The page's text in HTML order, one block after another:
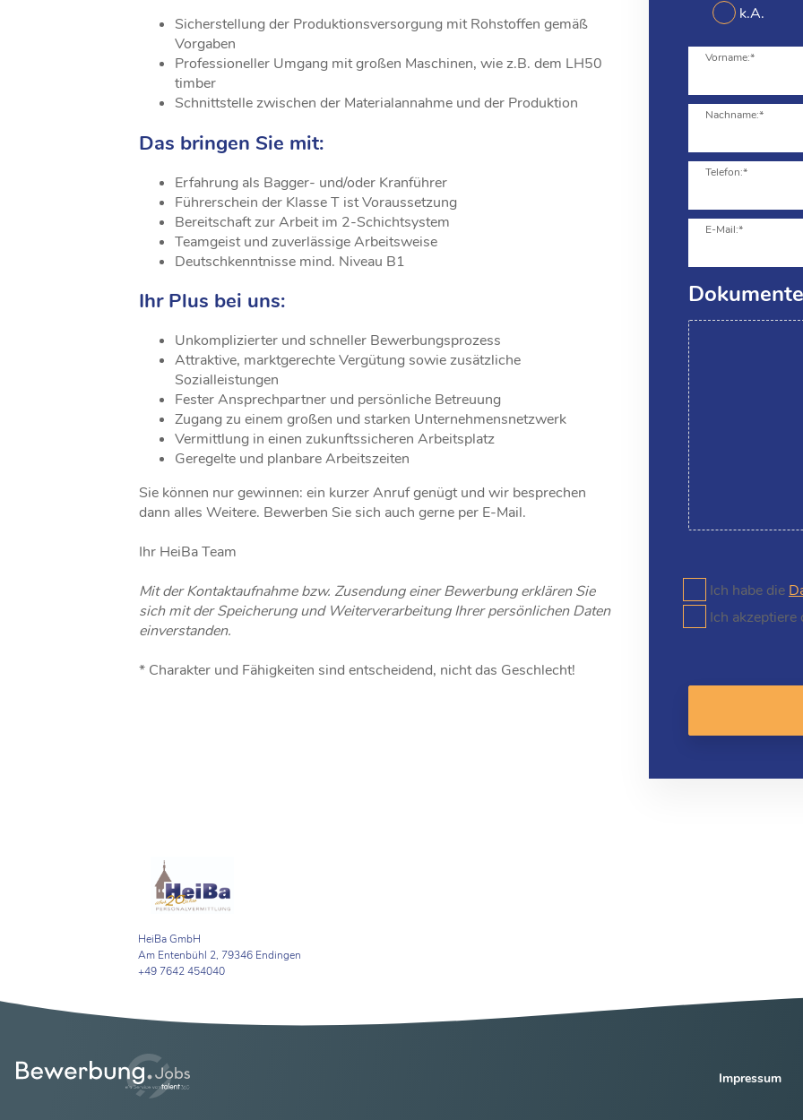
k.A.
Vorname:*
Nachname:*
Telefon:*
E-Mail:*
Dokumente
Ich habe die
Ich
Sicherstellung der Produktionsversorgung mit Rohstoffen gemäß
Vorgaben
Professioneller Umgang mit großen Maschinen, wie z.B. dem LH50
timber
Schnittstelle zwischen der Materialannahme und der Produktion
Das bringen Sie mit:
Erfahrung als Bagger- und/oder Kranführer
Führerschein der Klasse T ist Voraussetzung
Bereitschaft zur Arbeit im 2-Schichtsystem
Teamgeist und zuverlässige Arbeitsweise
Deutschkenntnisse mind. Niveau B1
Ihr Plus bei uns:
Unkomplizierter und schneller Bewerbungsprozess
Attraktive, marktgerechte Vergütung sowie zusätzliche
Sozialleistungen
Fester Ansprechpartner und persönliche Betreuung
Zugang zu einem großen und starken Unternehmensnetzwerk
Vermittlung in einen zukunftssicheren Arbeitsplatz
Geregelte und planbare Arbeitszeiten
Sie können nur gewinnen: ein kurzer Anruf genügt und wir besprechen
dann alles Weitere. Bewerben Sie sich auch gerne per E-Mail.
Ihr HeiBa Team
Mit der Kontaktaufnahme bzw. Zusendung einer Bewerbung erklären Sie
sich mit der Speicherung und Weiterverarbeitung Ihrer persönlichen Daten
einverstanden.
* Charakter und Fähigkeiten sind entscheidend, nicht das Geschlecht!
HeiBa GmbH
Am Entenbühl 2, 79346 Endingen
+49 7642 454040
Impressum